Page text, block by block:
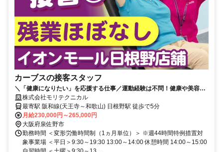
カーブスの接客スタッフ
＼「健康になりたい」を応援する仕事／運動経験は不問！健康や美容に
興味があれば未経験から安心スタート！
株式会社モリテクニカル
最寄駅 阪和線(天王寺～和歌山) 日根野駅 徒歩で5分
月給230,000円～265,000円
大阪府泉佐野市
勤務時間 ＜変形労働時間制（1ヵ月単位）＞ ※週44時間特例措置対
象事業場 ＜平日＞9:30～19:30 13:00～14:00 休憩時間 14:00～15:00